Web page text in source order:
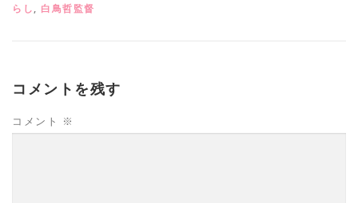
らし, 白鳥哲監督
コメントを残す
コメント ※